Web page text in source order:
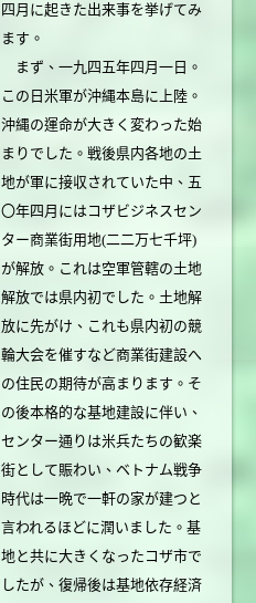
四月に起きた出来事を挙げてみ
ます。
まず、一九四五年四月一日。
この日米軍が沖縄本島に上陸。
沖縄の運命が大きく変わった始
まりでした。戦後県内各地の土
地が軍に接収されていた中、五
〇年四月にはコザビジネスセン
ター商業街用地(二二万七千坪)
が解放。これは空軍管轄の土地
解放では県内初でした。土地解
放に先がけ、これも県内初の競
輪大会を催すなど商業街建設へ
の住民の期待が高まります。そ
の後本格的な基地建設に伴い、
センター通りは米兵たちの歓楽
街として賑わい、ベトナム戦争
時代は一晩で一軒の家が建つと
言われるほどに潤いました。基
地と共に大きくなったコザ市で
したが、復帰後は基地依存経済